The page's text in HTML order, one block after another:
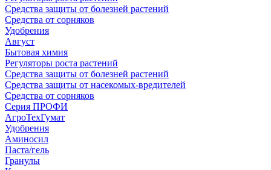
Средства защиты от болезней растений
Средства от сорняков
Удобрения
Август
Бытовая химия
Регуляторы роста растений
Средства защиты от болезней растений
Средства защиты от насекомых-вредителей
Средства от сорняков
Серия ПРОФИ
АгроТехГумат
Удобрения
Аминосил
Паста/гель
Гранулы